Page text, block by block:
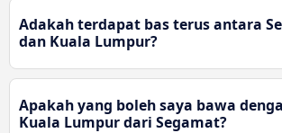
Adakah terdapat bas terus antara
dan Kuala Lumpur?
Apakah yang boleh saya bawa
Kuala Lumpur dari Segamat?